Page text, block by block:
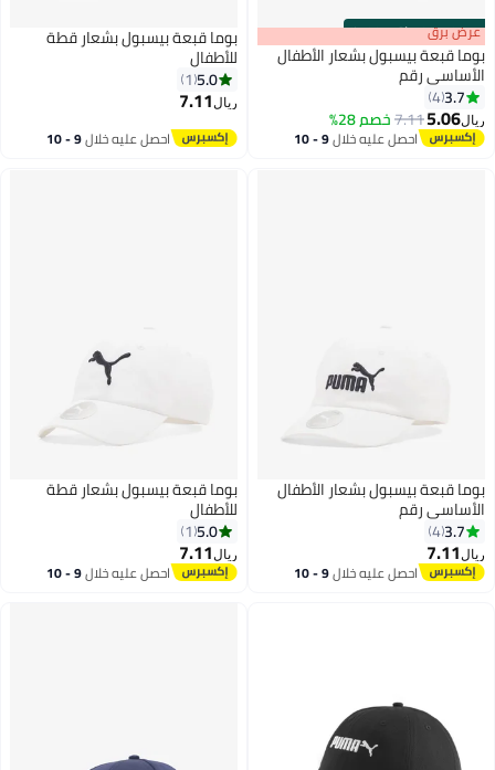
00m:00s
·باقي 100% عرض برق
بوما قبعة بيسبول بشعار الأطفال
الأساسي رقم
3.7
4
ريال5.06
7.11خصم 28%
احصل عليه خلال 9 - 10
2
بوما قبعة بيسبول بشعار قطة
للأطفال
5.0
1
ريال7.11
احصل عليه خلال 9 - 10
6
بوما قبعة بيسبول بشعار الأطفال
الأساسي رقم
3.7
4
ريال7.11
احصل عليه خلال 9 - 10
2
بوما قبعة بيسبول بشعار قطة
للأطفال
5.0
1
ريال7.11
احصل عليه خلال 9 - 10